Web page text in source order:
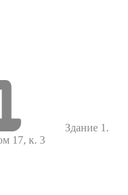
Здание 1.
17, к. 3